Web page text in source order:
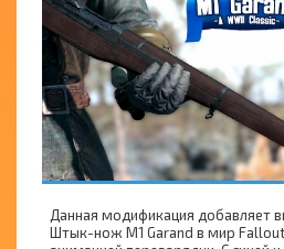
Данная модификация добавляет
Штык-нож М1 Garand в мир Fallout